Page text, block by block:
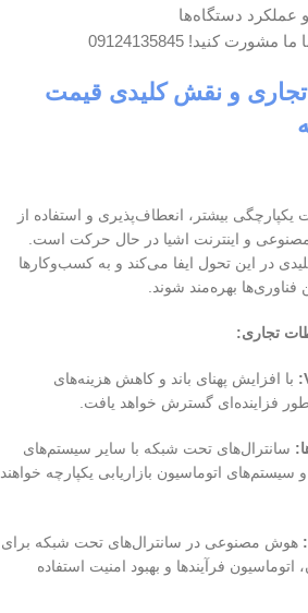
دستگاه‌ها
کنید! 09124135845
تجاری و نقش کلیدی قیمت
یکپارچگی بیشتر، انعطاف‌پذیری و استفاده از
و اینترنت اشیا در حال حرکت است.
در این تحول ایفا می‌کند و به کسب‌وکارها
فناوری‌ها بهره‌مند شوند.
تجاری:
با افزایش پهنای باند و کاهش هزینه‌های
سانترال‌های تحت شبکه با سایر سیستم‌های
کسب‌وکار مانند CRM، ERP و سیستم‌های اتوماسیون بازاریابی یکپارچه خواهند
هوش مصنوعی در سانترال‌های تحت شبکه برای
اتوماسیون فرآیندها و بهبود امنیت استفاده